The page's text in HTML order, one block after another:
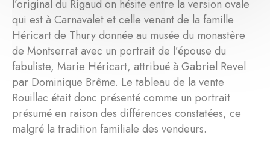
l’original du Rigaud on hésite entre la version ovale
qui est à Carnavalet et celle venant de la famille
Héricart de Thury donnée au musée du monastère
de Montserrat avec un portrait de l’épouse du
fabuliste, Marie Héricart, attribué à Gabriel Revel
par Dominique Brême. Le tableau de la vente
Rouillac était donc présenté comme un portrait
présumé en raison des différences constatées, ce
malgré la tradition familiale des vendeurs.